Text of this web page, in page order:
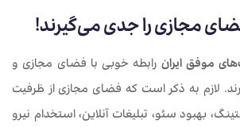
مجازی را جدی می‌گیرند!
موفق ایران رابطه خوبی با فضای مجازی و
لازم به ذکر است که فضای مجازی از ظرفیت
بهبود سئو، تبلیغات آنلاین، استخدام نیرو